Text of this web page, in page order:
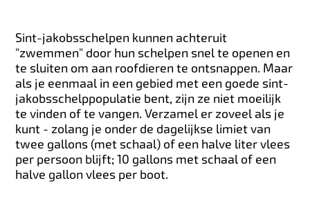
Sint-jakobsschelpen kunnen achteruit
"zwemmen" door hun schelpen snel te openen en
te sluiten om aan roofdieren te ontsnappen. Maar
als je eenmaal in een gebied met een goede sint-
jakobsschelppopulatie bent, zijn ze niet moeilijk
te vinden of te vangen. Verzamel er zoveel als je
kunt - zolang je onder de dagelijkse limiet van
twee gallons (met schaal) of een halve liter vlees
per persoon blijft; 10 gallons met schaal of een
halve gallon vlees per boot.